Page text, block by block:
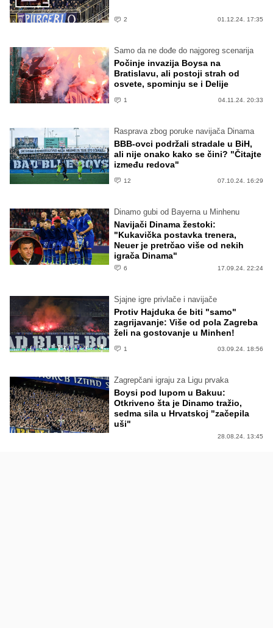
2 01.12.24. 17:35
Samo da ne dođe do najgoreg scenarija
Počinje invazija Boysa na
Bratislavu, ali postoji strah od
osvete, spominju se i Delije
1 04.11.24. 20:33
Rasprava zbog poruke navijača Dinama
BBB-ovci podržali stradale u BiH,
ali nije onako kako se čini? "Čitajte
između redova"
12 07.10.24. 16:29
Dinamo gubi od Bayerna u Minhenu
Navijači Dinama žestoki:
"Kukavička postavka trenera,
Neuer je pretrčao više od nekih
igrača Dinama"
6 17.09.24. 22:24
Sjajne igre privlače i navijače
Protiv Hajduka će biti "samo"
zagrijavanje: Više od pola Zagreba
želi na gostovanje u Minhen!
1 03.09.24. 18:56
Zagrepčani igraju za Ligu prvaka
Boysi pod lupom u Bakuu:
Otkriveno šta je Dinamo tražio,
sedma sila u Hrvatskoj "začepila
uši"
28.08.24. 13:45